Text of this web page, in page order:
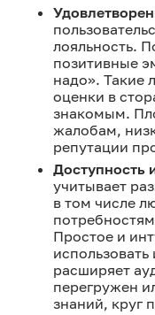
лояльность.
позитивные
надо». Такие
оценки в
знакомым.
жалобам,
репутации
Доступность
учитывает
в том числе
Простое и
расширяет
перегружен
знаний, круг